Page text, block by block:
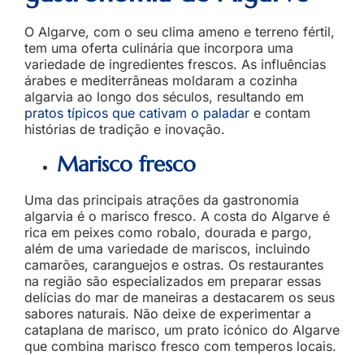
O Algarve, com o seu clima ameno e terreno fértil,
tem uma oferta culinária que incorpora uma
variedade de ingredientes frescos. As influências
árabes e mediterrâneas moldaram a cozinha
algarvia ao longo dos séculos, resultando em
pratos típicos que cativam o paladar e contam
histórias de tradição e inovação.
Marisco fresco
Uma das principais atrações da gastronomia
algarvia é o marisco fresco. A costa do Algarve é
rica em peixes como robalo, dourada e pargo,
além de uma variedade de mariscos, incluindo
camarões, caranguejos e ostras. Os restaurantes
na região são especializados em preparar essas
delícias do mar de maneiras a destacarem os seus
sabores naturais. Não deixe de experimentar a
cataplana de marisco, um prato icónico do Algarve
que combina marisco fresco com temperos locais.